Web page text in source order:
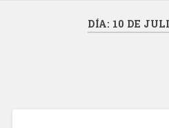
DÍA: 10 DE